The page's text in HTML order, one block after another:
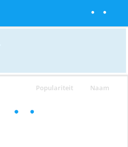
Populariteit Naam